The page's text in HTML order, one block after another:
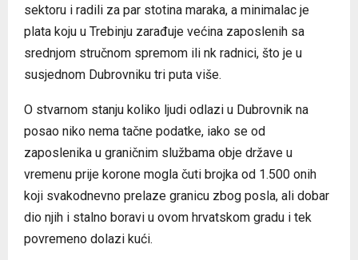
sektoru i radili za par stotina maraka, a minimalac je
plata koju u Trebinju zarađuje većina zaposlenih sa
srednjom stručnom spremom ili nk radnici, što je u
susjednom Dubrovniku tri puta više.
O stvarnom stanju koliko ljudi odlazi u Dubrovnik na
posao niko nema tačne podatke, iako se od
zaposlenika u graničnim službama obje države u
vremenu prije korone mogla čuti brojka od 1.500 onih
koji svakodnevno prelaze granicu zbog posla, ali dobar
dio njih i stalno boravi u ovom hrvatskom gradu i tek
povremeno dolazi kući.